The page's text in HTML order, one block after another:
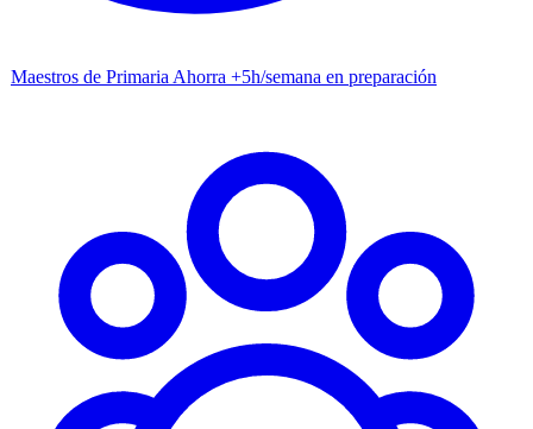
Maestros de Primaria Ahorra +5h/semana en preparación